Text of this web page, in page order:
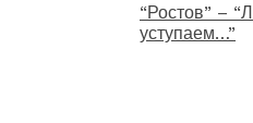
“Ростов” –
уступаем…”